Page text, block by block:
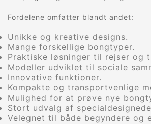
Fordelene omfatter blandt andet:
Unikke og kreative designs.
Mange forskellige bongtyper.
Praktiske løsninger til rejser og
Modeller udviklet til sociale
Innovative funktioner.
Kompakte og transportvenlige
Mulighed for at prøve nye
Stort udvalg af
Velegnet til både begyndere og